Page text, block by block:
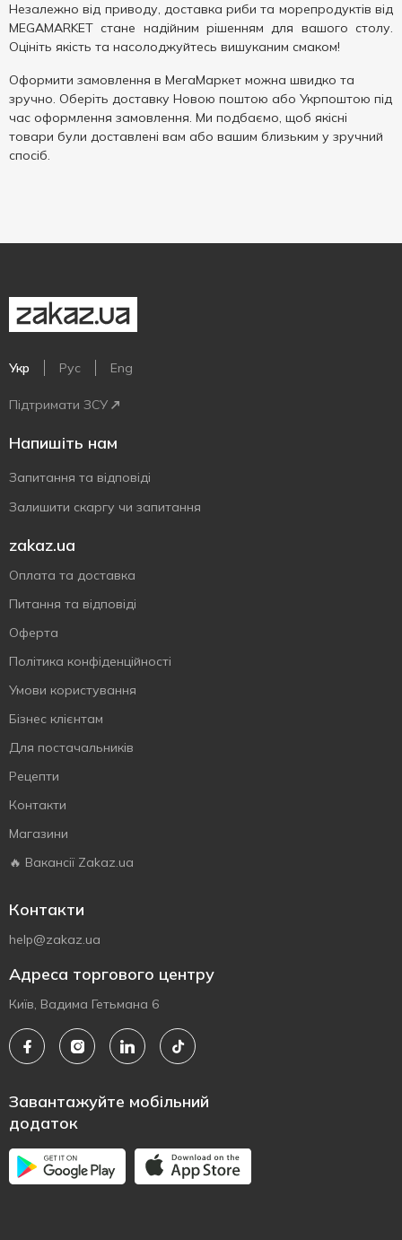
Незалежно від приводу, доставка риби та морепродуктів від
MEGAMARKET стане надійним рішенням для вашого столу.
Оцініть якість та насолоджуйтесь вишуканим смаком!
Оформити замовлення в МегаМаркет можна швидко та
зручно. Оберіть доставку Новою поштою або Укрпоштою під
час оформлення замовлення. Ми подбаємо, щоб якісні
товари були доставлені вам або вашим близьким у зручний
спосіб.
Укр Рус Eng
Підтримати ЗСУ
Напишіть нам
Запитання та відповіді
Залишити скаргу чи запитання
zakaz.ua
Оплата та доставка
Питання та відповіді
Оферта
Політика конфіденційності
Умови користування
Бізнес клієнтам
Для постачальників
Рецепти
Контакти
Магазини
🔥 Вакансії Zakaz.ua
Контакти
help@zakaz.ua
Адреса торгового центру
Київ, Вадима Гетьмана 6
Завантажуйте мобільний
додаток